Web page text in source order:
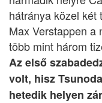
hátránya közel két
Max Verstappen a
több mint három
Az első
volt, hisz
hetedik helyen